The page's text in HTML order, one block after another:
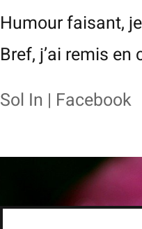
Humour faisant,
Bref, j’ai remis
Sol In | Facebook